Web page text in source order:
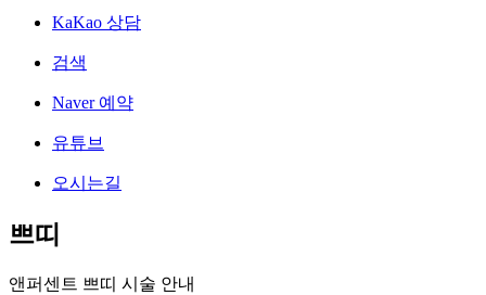
KaKao 상담
검색
Naver 예약
유튜브
오시는길
쁘띠
앤퍼센트 쁘띠 시술 안내